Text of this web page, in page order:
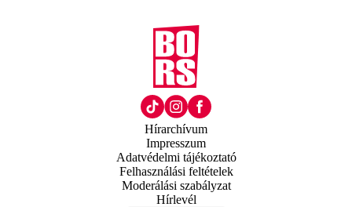
Hírarchívum
Impresszum
Adatvédelmi tájékoztató
Felhasználási feltételek
Moderálási szabályzat
Hírlevél